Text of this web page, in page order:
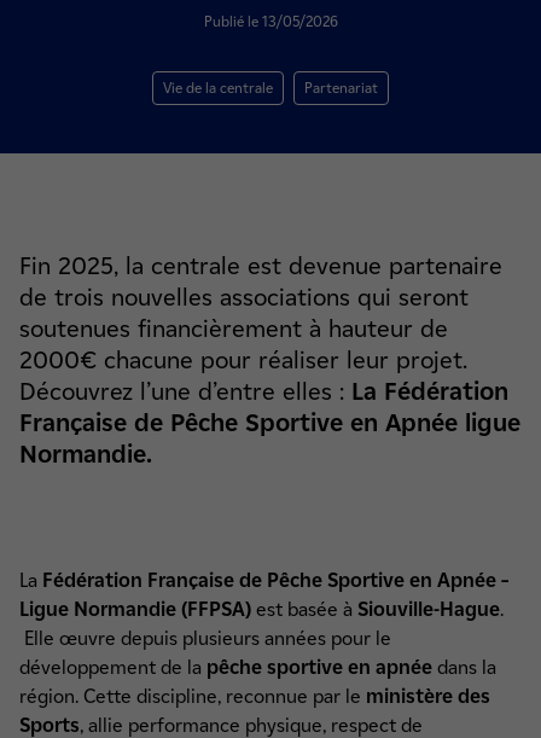
Publié le 13/05/2026
Vie de la centrale Partenariat
Fin 2025, la centrale est devenue partenaire
de trois nouvelles associations qui seront
soutenues financièrement à hauteur de
2000€ chacune pour réaliser leur projet.
Découvrez l’une d’entre elles : La Fédération
Française de Pêche Sportive en Apnée ligue
Normandie.
La Fédération Française de Pêche Sportive en Apnée –
Ligue Normandie (FFPSA) est basée à Siouville-Hague.
Elle œuvre depuis plusieurs années pour le
développement de la pêche sportive en apnée dans la
région. Cette discipline, reconnue par le ministère des
Sports, allie performance physique, respect de